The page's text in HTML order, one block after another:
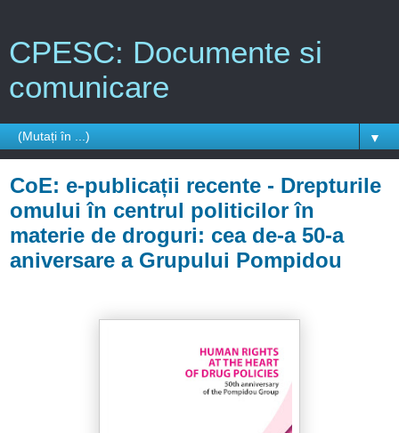
CPESC: Documente si
comunicare
▼
CoE: e-publicații recente - Drepturile
omului în centrul politicilor în
materie de droguri: cea de-a 50-a
aniversare a Grupului Pompidou